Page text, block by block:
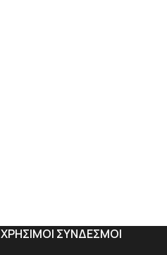
ΧΡΗΣΙΜΟΙ ΣΥΝΔΕΣΜΟΙ